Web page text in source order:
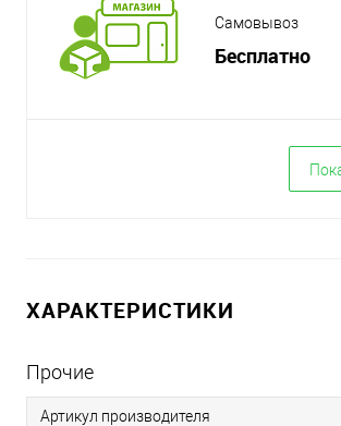
Самовывоз
Бесплатно
ХАРАКТЕРИСТИКИ
Прочие
Артикул производителя